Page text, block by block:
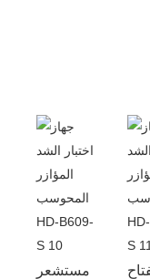
مستشعر